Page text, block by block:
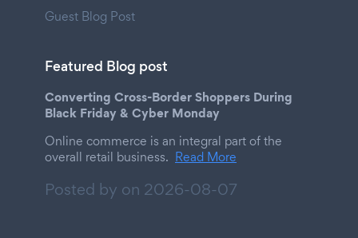
Guest Blog Post
Featured Blog post
Converting Cross-Border Shoppers During
Black Friday & Cyber Monday
Online commerce is an integral part of the
overall retail business. Read More
Posted by on 2026-08-07